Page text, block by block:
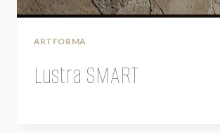
ARTFORMA
Lustra SMART